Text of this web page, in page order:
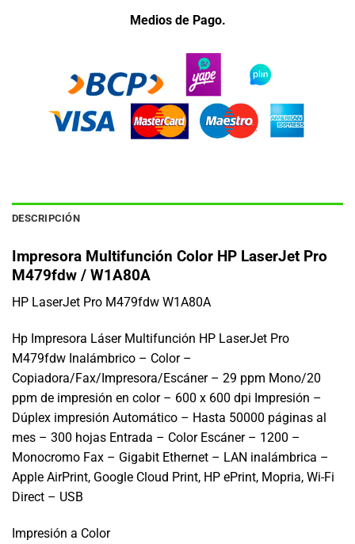
Medios de Pago.
DESCRIPCIÓN
Impresora Multifunción Color HP LaserJet Pro
M479fdw / W1A80A
HP LaserJet Pro M479fdw W1A80A
Hp Impresora Láser Multifunción HP LaserJet Pro
M479fdw Inalámbrico – Color –
Copiadora/Fax/Impresora/Escáner – 29 ppm Mono/20
ppm de impresión en color – 600 x 600 dpi Impresión –
Dúplex impresión Automático – Hasta 50000 páginas al
mes – 300 hojas Entrada – Color Escáner – 1200 –
Monocromo Fax – Gigabit Ethernet – LAN inalámbrica –
Apple AirPrint, Google Cloud Print, HP ePrint, Mopria, Wi-Fi
Direct – USB
Impresión a Color